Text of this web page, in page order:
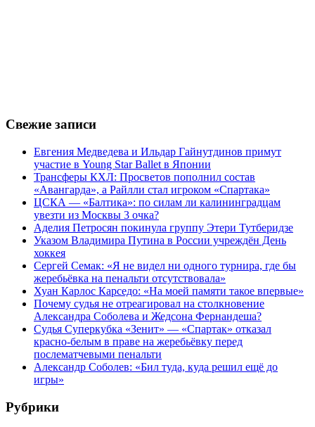
Свежие записи
Евгения Медведева и Ильдар Гайнутдинов примут
участие в Young Star Ballet в Японии
Трансферы КХЛ: Просветов пополнил состав
«Авангарда», а Райлли стал игроком «Спартака»
ЦСКА — «Балтика»: по силам ли калининградцам
увезти из Москвы 3 очка?
Аделия Петросян покинула группу Этери Тутберидзе
Указом Владимира Путина в России учреждён День
хоккея
Сергей Семак: «Я не видел ни одного турнира, где бы
жеребьёвка на пенальти отсутствовала»
Хуан Карлос Карседо: «На моей памяти такое впервые»
Почему судья не отреагировал на столкновение
Александра Соболева и Жедсона Фернандеша?
Судья Суперкубка «Зенит» — «Спартак» отказал
красно-белым в праве на жеребьёвку перед
послематчевыми пенальти
Александр Соболев: «Бил туда, куда решил ещё до
игры»
Рубрики